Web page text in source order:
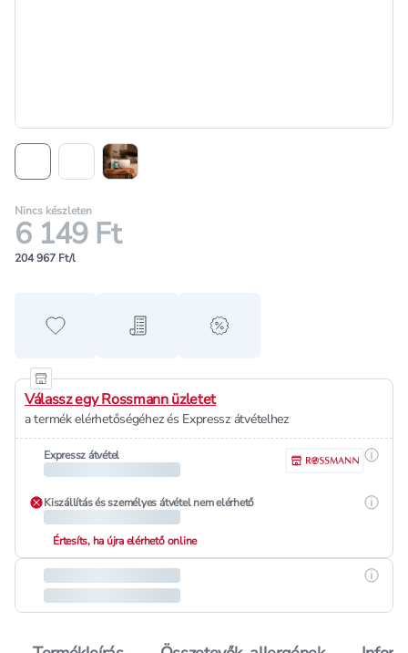
Nincs készleten
6 149 Ft
204 967 Ft/l
Hozzáadás a kedvencekhez
Hozzáadás a bevásárló listához
alert when on sale
Válassz egy Rossmann üzletet
a termék elérhetőségéhez és Expressz átvételhez
Expressz átvétel
Kiszállítás és személyes átvétel nem elérhető
Értesíts, ha újra elérhető online